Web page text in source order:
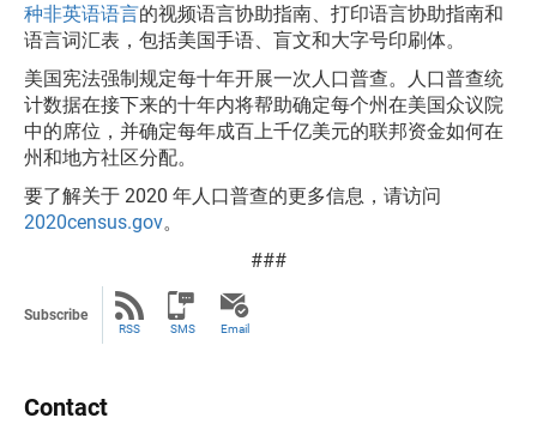
种非英语语言的视频语言协助指南、打印语言协助指南和
语言词汇表，包括美国手语、盲文和大字号印刷体。
美国宪法强制规定每十年开展一次人口普查。人口普查统
计数据在接下来的十年内将帮助确定每个州在美国众议院
中的席位，并确定每年成百上千亿美元的联邦资金如何在
州和地方社区分配。
要了解关于 2020 年人口普查的更多信息，请访问
2020census.gov。
###
Subscribe
RSS SMS Email
Contact